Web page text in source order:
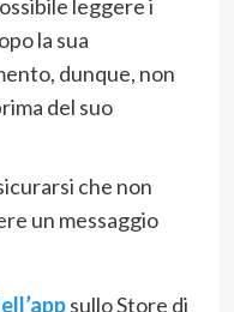
leggere i
la sua
dunque, non
del suo
che non
un messaggio
sullo Store di